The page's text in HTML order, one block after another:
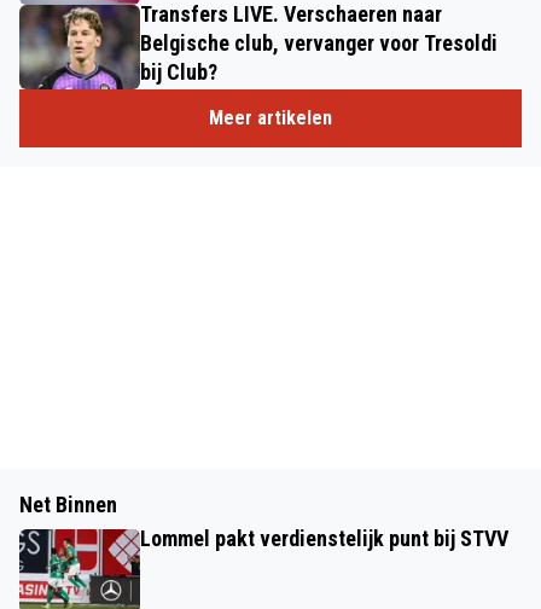
Transfers LIVE. Verschaeren naar
Belgische club, vervanger voor Tresoldi
bij Club?
Meer artikelen
Net Binnen
Lommel pakt verdienstelijk punt bij STVV